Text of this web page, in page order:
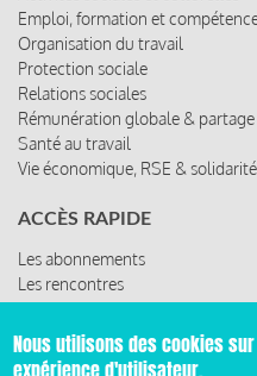
Emploi, formation et
Organisation du travail
Protection sociale
Relations sociales
Rémunération globale &
Santé au travail
Vie économique, RSE & solidarité
ACCÈS RAPIDE
Les abonnements
Les rencontres
Les ressources
Nous utilisons des cookies